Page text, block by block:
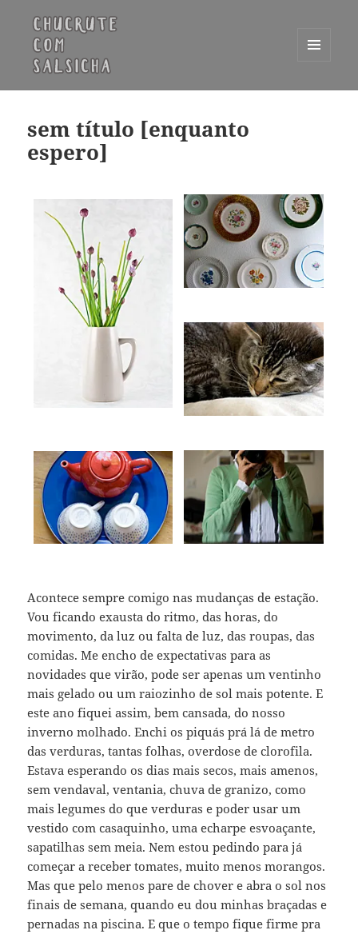
WIDGETS
sem título [enquanto
espero]
Acontece sempre comigo nas mudanças de estação.
Vou ficando exausta do ritmo, das horas, do
movimento, da luz ou falta de luz, das roupas, das
comidas. Me encho de expectativas para as
novidades que virão, pode ser apenas um ventinho
mais gelado ou um raiozinho de sol mais potente. E
este ano fiquei assim, bem cansada, do nosso
inverno molhado. Enchi os piquás prá lá de metro
das verduras, tantas folhas, overdose de clorofila.
Estava esperando os dias mais secos, mais amenos,
sem vendaval, ventania, chuva de granizo, como
mais legumes do que verduras e poder usar um
vestido com casaquinho, uma echarpe esvoaçante,
sapatilhas sem meia. Nem estou pedindo para já
começar a receber tomates, muito menos morangos.
Mas que pelo menos pare de chover e abra o sol nos
finais de semana, quando eu dou minhas braçadas e
pernadas na piscina. E que o tempo fique firme pra